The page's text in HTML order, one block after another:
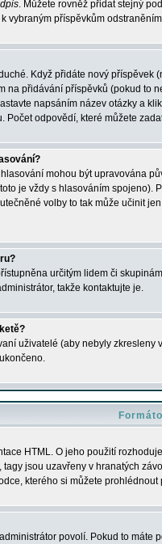
. Můžete rovněž přidat stejný
vybraným příspěvkům
Když přidáte nový příspěvek
na přidávání příspěvků (pokud to
napsáním název otázky a
Počet odpovědí, které můžete
mohou být upravována
je vždy s hlasováním spojeno).
volby to tak může učinit
určitým lidem či
takže kontaktujte je.
uživatelé (aby nebyly
HTML. O jeho použití
jsou uzavřeny v hranatých
kterého si můžete
povolí. Pokud to máte